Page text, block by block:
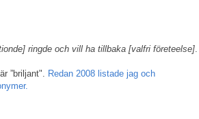
ringde och vill ha tillbaka [valfri företeelse]
”briljant". Redan 2008 listade jag och